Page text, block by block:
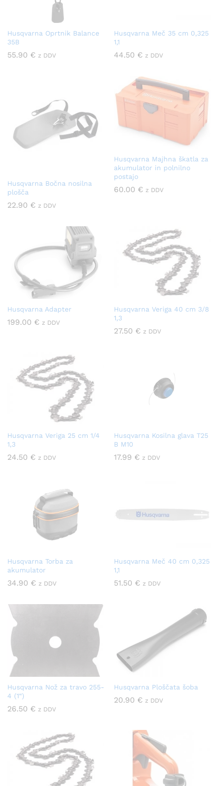
Husqvarna Oprtnik Balance
35B
55.90 € z DDV
Husqvarna Meč 35 cm 0,325
1,1
44.50 € z DDV
Husqvarna Bočna nosilna
plošča
22.90 € z DDV
Husqvarna Majhna škatla za
akumulator in polnilno
postajo
60.00 € z DDV
Husqvarna Adapter
199.00 € z DDV
Husqvarna Veriga 40 cm 3/8
1,3
27.50 € z DDV
Husqvarna Veriga 25 cm 1/4
1,3
24.50 € z DDV
Husqvarna Kosilna glava T25
B M10
17.99 € z DDV
Husqvarna Torba za
akumulator
34.90 € z DDV
Husqvarna Meč 40 cm 0,325
1,1
51.50 € z DDV
Husqvarna Nož za travo 255-
4 (1“)
26.50 € z DDV
Husqvarna Ploščata šoba
20.90 € z DDV